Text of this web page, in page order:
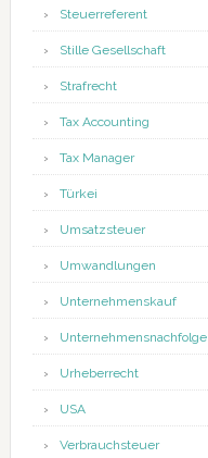
Steuerreferent
Stille Gesellschaft
Strafrecht
Tax Accounting
Tax Manager
Türkei
Umsatzsteuer
Umwandlungen
Unternehmenskauf
Unternehmensnachfolge
Urheberrecht
USA
Verbrauchsteuer